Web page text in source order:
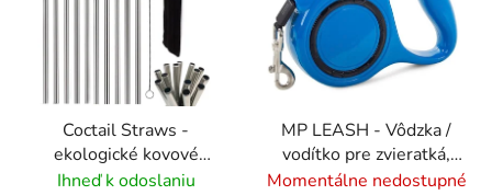
Coctail Straws -
ekologické kovové
slamky 10 ks s kefkou
Ihneď k odoslaniu
MP LEASH - Vôdzka /
vodítko pre zvieratká,
dĺžka 5m, nosnosť 15kg
Momentálne nedostupné